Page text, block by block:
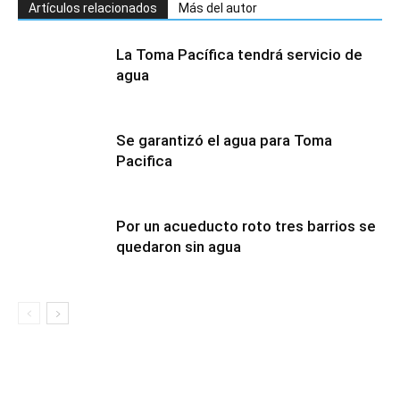
Artículos relacionados Más del autor
La Toma Pacífica tendrá servicio de
agua
Se garantizó el agua para Toma
Pacifica
Por un acueducto roto tres barrios se
quedaron sin agua